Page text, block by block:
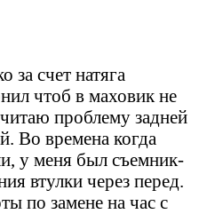
за счет натяга
чтоб в маховик не
проблему задней
Во времена когда
у меня был съемник-
втулки через перед.
по замене на час с